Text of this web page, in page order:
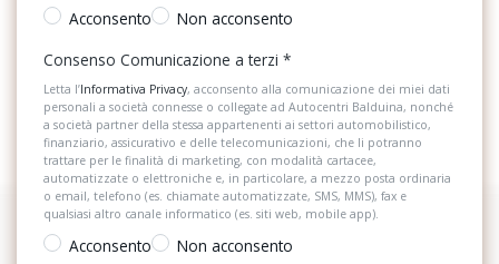
Acconsento
Non acconsento
Consenso Comunicazione a terzi *
Letta l’Informativa Privacy, acconsento alla comunicazione dei miei dati
personali a società connesse o collegate ad Autocentri Balduina, nonché
a società partner della stessa appartenenti ai settori automobilistico,
finanziario, assicurativo e delle telecomunicazioni, che li potranno
trattare per le finalità di marketing, con modalità cartacee,
automatizzate o elettroniche e, in particolare, a mezzo posta ordinaria
o email, telefono (es. chiamate automatizzate, SMS, MMS), fax e
qualsiasi altro canale informatico (es. siti web, mobile app).
Acconsento Non acconsento